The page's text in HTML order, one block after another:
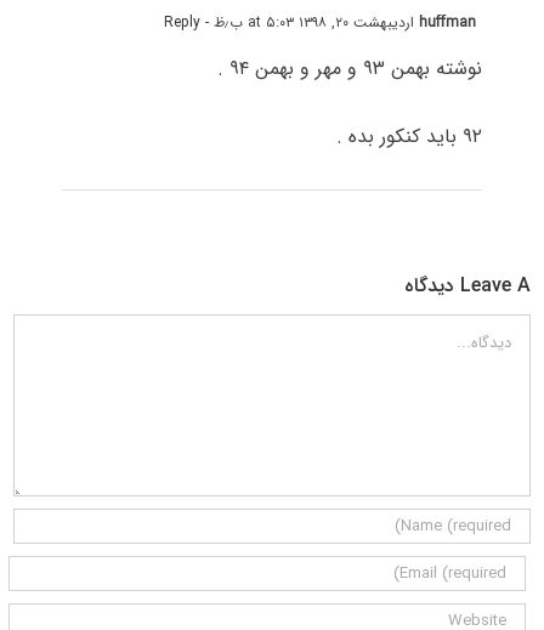
huffmanاردیبهشت ۲۰, ۱۳۹۸ at ۵:۰۳ ب٫ظ - Reply
نوشته بهمن ۹۳ و مهر و بهمن ۹۴ .
۹۲ باید کنکور بده .
Leave A دیدگاه
دیدگاه